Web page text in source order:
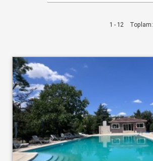
1 - 12 Toplam: